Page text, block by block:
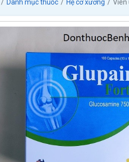
Danh mục thuốc Hệ cơ xương Viên